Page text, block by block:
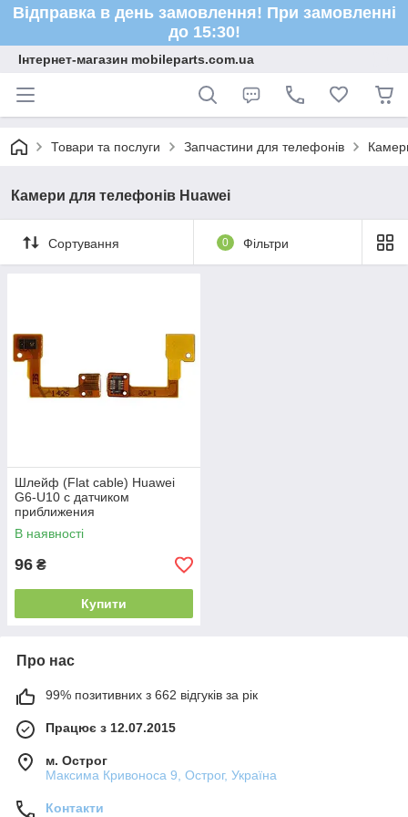
Відправка в день замовлення! При замовленні
до 15:30!
Інтернет-магазин mobileparts.com.ua
Товари та послуги Запчастини для телефонів
Камери для телефонів Huawei
Сортування 0 Фільтри
Шлейф (Flat cable) Huawei
G6-U10 с датчиком
приближения
В наявності
96 ₴
Купити
Про нас
99% позитивних з 662 відгуків за рік
Працює з 12.07.2015
м. Острог
Максима Кривоноса 9, Острог, Україна
Контакти